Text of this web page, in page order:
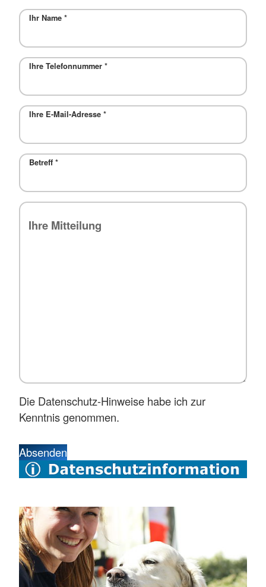
Ihr Name *
Ihre Telefonnummer *
Ihre E-Mail-Adresse *
Betreff *
Die Datenschutz-Hinweise habe ich zur
Kenntnis genommen.
Absenden